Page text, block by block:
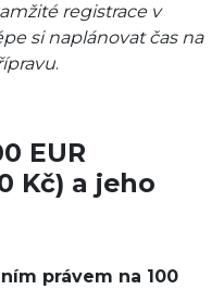
registrace v
si naplánovat čas na
.
EUR
Kč) a jeho
právem na 100